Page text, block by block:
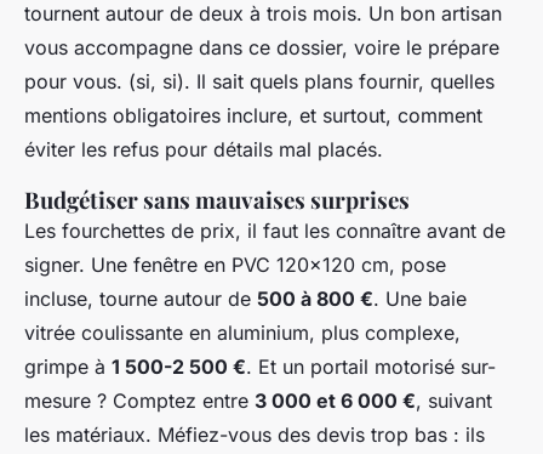
tournent autour de deux à trois mois. Un bon artisan
vous accompagne dans ce dossier, voire le prépare
pour vous. (si, si). Il sait quels plans fournir, quelles
mentions obligatoires inclure, et surtout, comment
éviter les refus pour détails mal placés.
Budgétiser sans mauvaises surprises
Les fourchettes de prix, il faut les connaître avant de
signer. Une fenêtre en PVC 120x120 cm, pose
incluse, tourne autour de 500 à 800 €. Une baie
vitrée coulissante en aluminium, plus complexe,
grimpe à 1 500-2 500 €. Et un portail motorisé sur-
mesure ? Comptez entre 3 000 et 6 000 €, suivant
les matériaux. Méfiez-vous des devis trop bas : ils